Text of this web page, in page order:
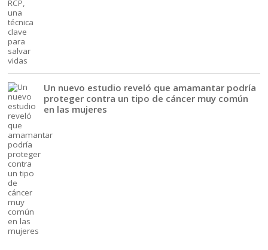
Un nuevo estudio reveló que amamantar podría
proteger contra un tipo de cáncer muy común
en las mujeres